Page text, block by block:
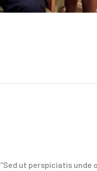
“Sed ut perspiciatis unde